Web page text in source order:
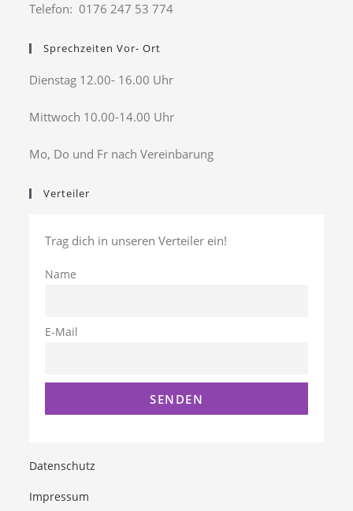
Telefon: 0176 247 53 774
Sprechzeiten Vor- Ort
Dienstag 12.00- 16.00 Uhr
Mittwoch 10.00-14.00 Uhr
Mo, Do und Fr nach Vereinbarung
Verteiler
Trag dich in unseren Verteiler ein!
Name
E-Mail
Datenschutz
Impressum